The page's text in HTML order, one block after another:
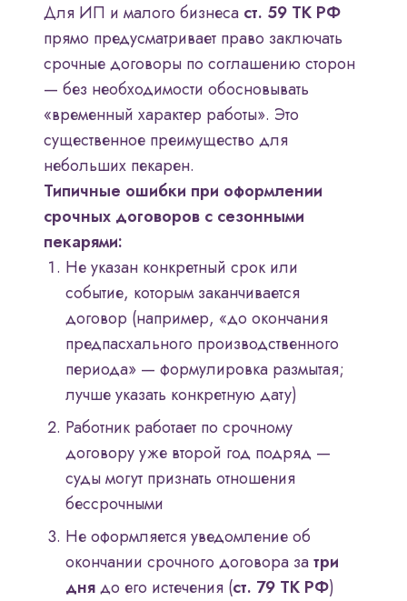
Для ИП и малого бизнеса ст. 59 ТК РФ
прямо предусматривает право заключать
срочные договоры по соглашению сторон
— без необходимости обосновывать
«временный характер работы». Это
существенное преимущество для
небольших пекарен.
Типичные ошибки при оформлении
срочных договоров с сезонными
пекарями:
Не указан конкретный срок или
событие, которым заканчивается
договор (например, «до окончания
предпасхального производственного
периода» — формулировка размытая;
лучше указать конкретную дату)
Работник работает по срочному
договору уже второй год подряд —
суды могут признать отношения
бессрочными
Не оформляется уведомление об
окончании срочного договора затри
днядо его истечения (ст. 79 ТК РФ)